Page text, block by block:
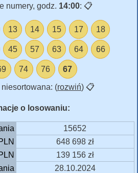
numery, godz. 14:00: 📋
13 14 15 17 18
45 57 63 64 66
74 76 67
(rozwiń) 📋
o losowaniu:
15652
648 698 zł
139 156 zł
28.10.2024